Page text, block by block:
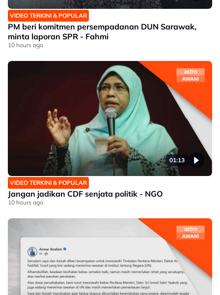
VIDEO TERKINI & POPULAR
PM beri komitmen persempadanan DUN Sarawak,
minta laporan SPR - Fahmi
10 hours ago
01:13
VIDEO TERKINI & POPULAR
Jangan jadikan CDF senjata politik - NGO
10 hours ago